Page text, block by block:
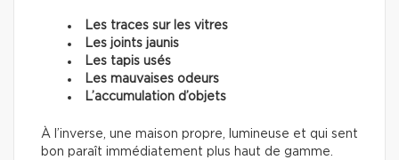
Les traces sur les vitres
Les joints jaunis
Les tapis usés
Les mauvaises odeurs
L’accumulation d’objets
À l’inverse, une maison propre, lumineuse et qui sent
bon paraît immédiatement plus haut de gamme.